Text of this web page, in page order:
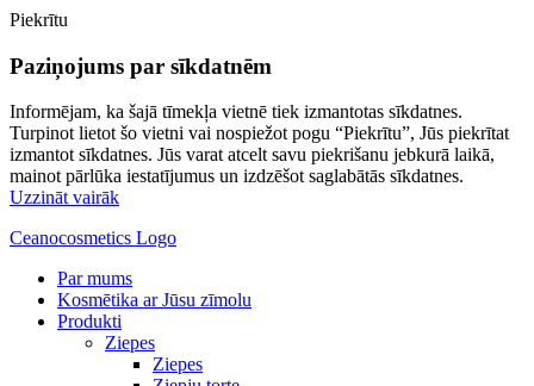
Piekrītu
Paziņojums par sīkdatnēm
Informējam, ka šajā tīmekļa vietnē tiek izmantotas sīkdatnes.
Turpinot lietot šo vietni vai nospiežot pogu “Piekrītu”, Jūs piekrītat
izmantot sīkdatnes. Jūs varat atcelt savu piekrišanu jebkurā laikā,
mainot pārlūka iestatījumus un izdzēšot saglabātās sīkdatnes.
Uzzināt vairāk
Ceanocosmetics Logo
Par mums
Kosmētika ar Jūsu zīmolu
Produkti
Ziepes
Ziepes